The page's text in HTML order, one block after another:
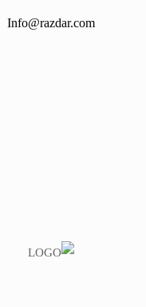
Info@razdar.com